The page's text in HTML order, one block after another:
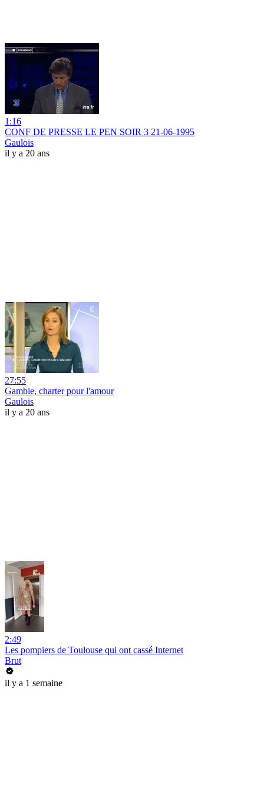
1:16
CONF DE PRESSE LE PEN SOIR 3 21-06-1995
Gaulois
il y a 20 ans
27:55
Gambie, charter pour l'amour
Gaulois
il y a 20 ans
2:49
Les pompiers de Toulouse qui ont cassé Internet
Brut
il y a 1 semaine